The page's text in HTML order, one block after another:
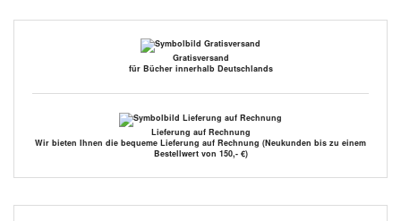
Gratisversand
für Bücher innerhalb Deutschlands
Lieferung auf Rechnung
Wir bieten Ihnen die bequeme Lieferung auf Rechnung (Neukunden bis zu einem
Bestellwert von 150,- €)